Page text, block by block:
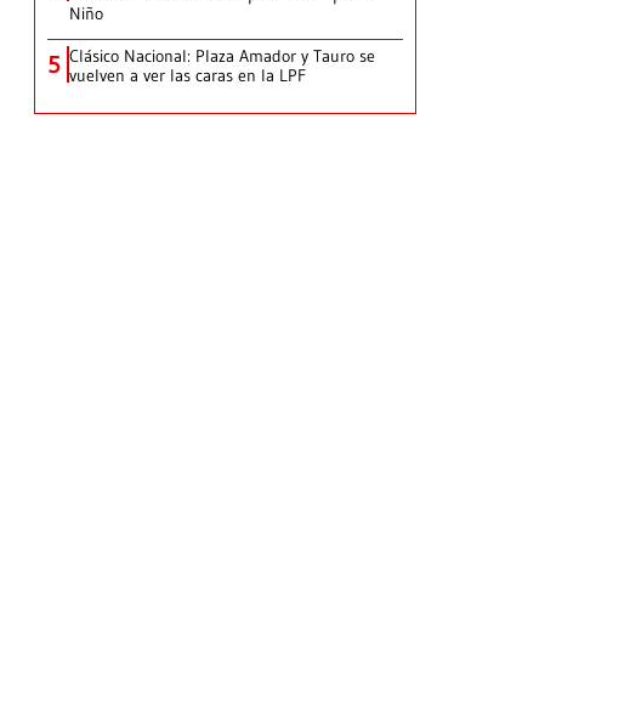
Niño
5 Clásico Nacional: Plaza Amador y Tauro se
vuelven a ver las caras en la LPF